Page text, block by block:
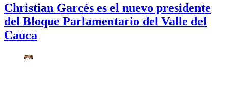
Christian Garcés es el nuevo presidente
del Bloque Parlamentario del Valle del
Cauca